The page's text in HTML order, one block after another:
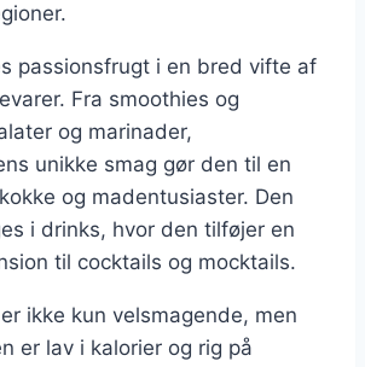
passionsfrugt i en bred vifte af
Fra smoothies og
og marinader,
unikke smag gør den til en
og madentusiaster. Den
i drinks, hvor den tilføjer en
til cocktails og mocktails.
ikke kun velsmagende, men
er lav i kalorier og rig på